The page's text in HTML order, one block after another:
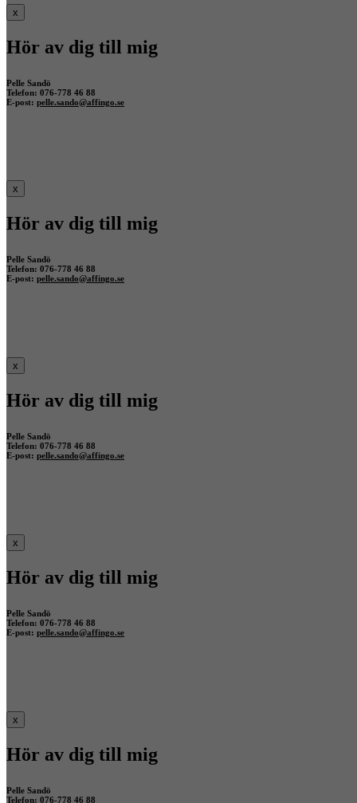
x
Hör av dig till mig
Pelle Sandö
Telefon: 076-778 46 88
E-post: pelle.sando@affingo.se
x
Hör av dig till mig
Pelle Sandö
Telefon: 076-778 46 88
E-post: pelle.sando@affingo.se
x
Hör av dig till mig
Pelle Sandö
Telefon: 076-778 46 88
E-post: pelle.sando@affingo.se
x
Hör av dig till mig
Pelle Sandö
Telefon: 076-778 46 88
E-post: pelle.sando@affingo.se
x
Hör av dig till mig
Pelle Sandö
Telefon: 076-778 46 88